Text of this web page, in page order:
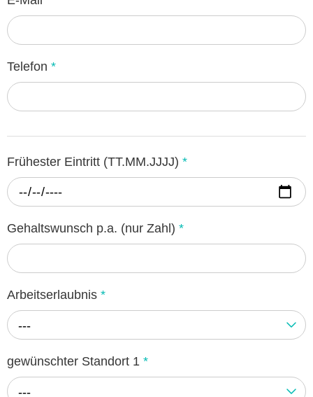
Telefon *
Frühester Eintritt (TT.MM.JJJJ) *
Gehaltswunsch p.a. (nur Zahl) *
Arbeitserlaubnis *
---
gewünschter Standort 1 *
---